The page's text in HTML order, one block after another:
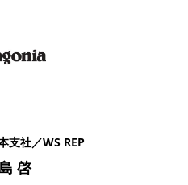
社／WS REP
啓